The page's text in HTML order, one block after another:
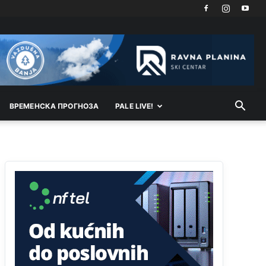
ВРEМEНСКА ПРОГНОЗА PALE LIVE!
povika,ma pusti ih ciganija...pocetkom ovog
vjeka,neko rece za Radovana i Ratka kaki su oni
srbi...i poce dalje da besjedi znam ja dobro sta je
bilo u Ag-ci...
Анонимно2810587
Proguglajte
ja srce svima fajem,radujem se tudjoj sreci.I ko
ima i ko nema na iso ce mjesto leci!
Анонимно2810587 јуче
Nije u svijetu problem,nahraniti siromasnd,kako
nahraniti bogate!?
Анонимно2810587 јуче 11:26